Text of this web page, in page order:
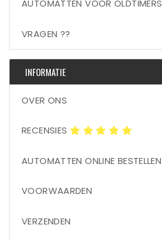
AUTOMATTEN VOOR OLDTIMERS
VRAGEN ??
INFORMATIE
OVER ONS
RECENSIES
AUTOMATTEN ONLINE BESTELLEN
VOORWAARDEN
VERZENDEN